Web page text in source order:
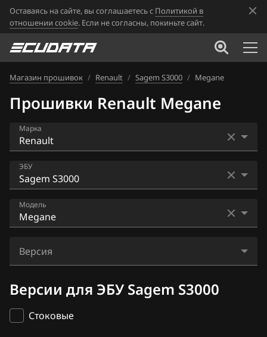
Оставаясь на сайте, вы соглашаетесь с Политикой в
отношении cookie. Если не согласны, покиньте сайт.
Магазин прошивок / Renault / Sagem S3000 / Megane
Прошивки Renault Megane
Марка
Acura
Alfa Romeo
ATLAS
BAIC
Bentley
ЭБУ
Bosch EDC16CP33
Bosch EDC17C11
Bosch EDC17C42
Bosch MD1CS006
Bosch MD1CS016
Модель
Kangoo
Laguna
Megane
Версия
8200308736
8200321275
Версии для ЭБУ Sagem S3000
Стоковые